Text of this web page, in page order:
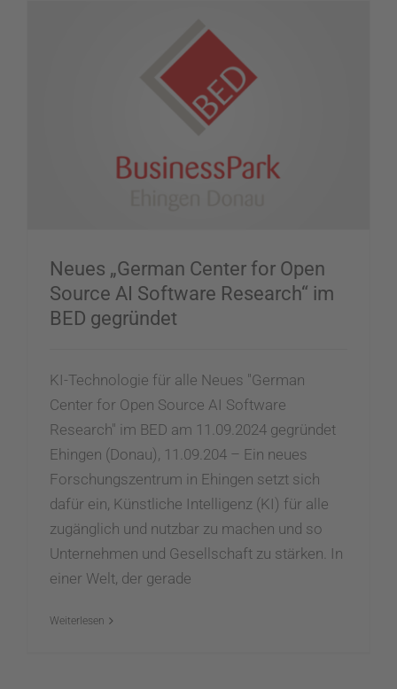
Neues „German Center for Open
Source AI Software Research“ im
BED gegründet
KI-Technologie für alle Neues "German
Center for Open Source AI Software
Research" im BED am 11.09.2024 gegründet
Ehingen (Donau), 11.09.204 – Ein neues
Forschungszentrum in Ehingen setzt sich
dafür ein, Künstliche Intelligenz (KI) für alle
zugänglich und nutzbar zu machen und so
Unternehmen und Gesellschaft zu stärken. In
einer Welt, der gerade
Weiterlesen